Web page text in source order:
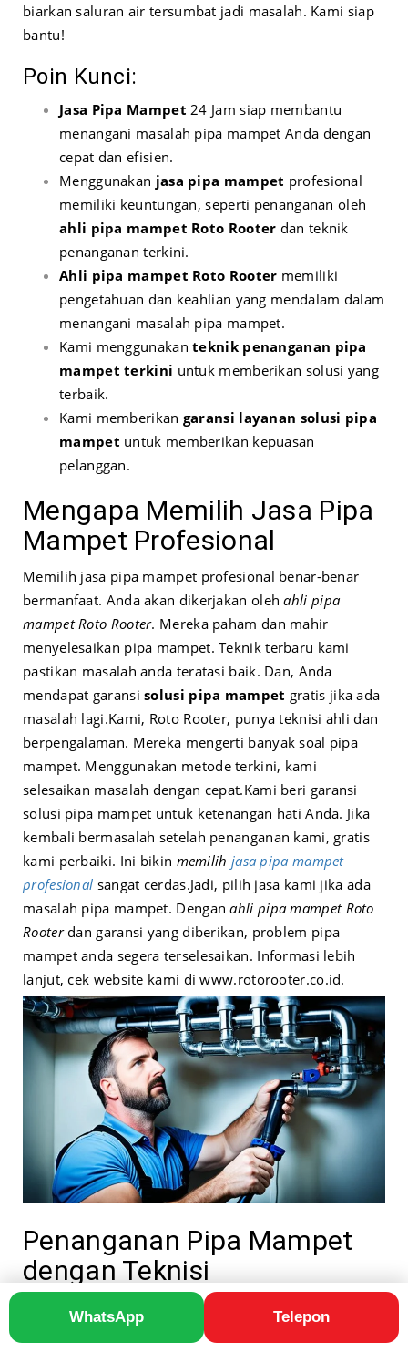
biarkan saluran air tersumbat jadi masalah. Kami siap
bantu!
Poin Kunci:
Jasa Pipa Mampet 24 Jam siap membantu
menangani masalah pipa mampet Anda dengan
cepat dan efisien.
Menggunakan jasa pipa mampet profesional
memiliki keuntungan, seperti penanganan oleh
ahli pipa mampet Roto Rooter dan teknik
penanganan terkini.
Ahli pipa mampet Roto Rooter memiliki
pengetahuan dan keahlian yang mendalam dalam
menangani masalah pipa mampet.
Kami menggunakanteknik penanganan pipa
mampet terkini untuk memberikan solusi yang
terbaik.
Kami memberikan garansi layanan solusi pipa
mampet untuk memberikan kepuasan
pelanggan.
Mengapa Memilih Jasa Pipa
Mampet Profesional
Memilih jasa pipa mampet profesional benar-benar
bermanfaat. Anda akan dikerjakan olehahli pipa
mampet Roto Rooter. Mereka paham dan mahir
menyelesaikan pipa mampet. Teknik terbaru kami
pastikan masalah anda teratasi baik. Dan, Anda
mendapat garansisolusi pipa mampet gratis jika ada
masalah lagi.Kami, Roto Rooter, punya teknisi ahli dan
berpengalaman. Mereka mengerti banyak soal pipa
mampet. Menggunakan metode terkini, kami
selesaikan masalah dengan cepat.Kami beri garansi
solusi pipa mampet untuk ketenangan hati Anda. Jika
kembali bermasalah setelah penanganan kami, gratis
kami perbaiki. Ini bikin memilih jasa pipa mampet
profesional sangat cerdas.Jadi, pilih jasa kami jika ada
masalah pipa mampet. Denganahli pipa mampet Roto
Rooterdan garansi yang diberikan, problem pipa
mampet anda segera terselesaikan. Informasi lebih
lanjut, cek website kami diwww.rotorooter.co.id.
Penanganan Pipa Mampet
dengan Teknisi
Berpengalaman
Tim teknisi kami sangat berpengalaman dalam
WhatsApp Telepon